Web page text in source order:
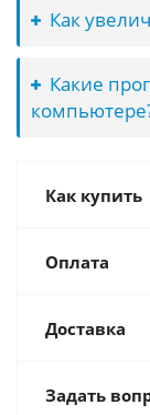
Как
Какие
Как купить
Оплата
Доставка
Задать